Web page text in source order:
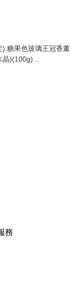
) 糖果色玻璃王冠香薰
晶)(100g)
務